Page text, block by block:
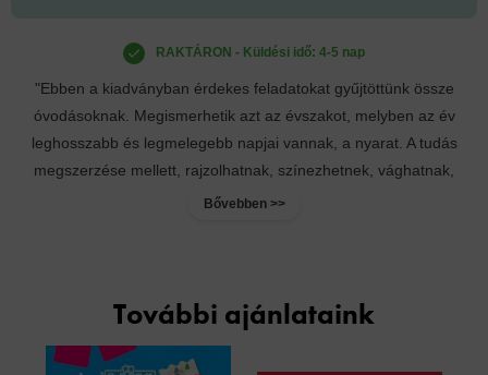
"Ebben a kiadványban érdekes feladatokat gyűjtöttünk össze
óvodásoknak. Megismerhetik azt az évszakot, melyben az év
leghosszabb és legmelegebb napjai vannak, a nyarat. A tudás
megszerzése mellett, rajzolhatnak, színezhetnek, vághatnak,
képeket...
Bővebben >>
RAKTÁRON - Küldési idő: 4-5 nap
További ajánlataink